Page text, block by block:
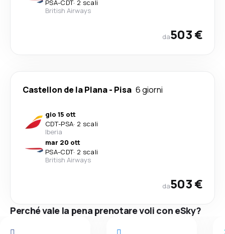
PSA-CDT· 2 scali
British Airways
da503 €
Castellon de la Plana- Pisa 6 giorni
gio 15 ott
CDT-PSA· 2 scali
Iberia
mar 20 ott
PSA-CDT· 2 scali
British Airways
da503 €
Perché vale la pena prenotare voli con eSky?